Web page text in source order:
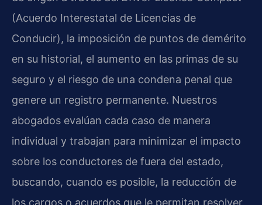
(Acuerdo Interestatal de Licencias de
Conducir), la imposición de puntos de demérito
en su historial, el aumento en las primas de su
seguro y el riesgo de una condena penal que
genere un registro permanente. Nuestros
abogados evalúan cada caso de manera
individual y trabajan para minimizar el impacto
sobre los conductores de fuera del estado,
buscando, cuando es posible, la reducción de
los cargos o acuerdos que le permitan resolver